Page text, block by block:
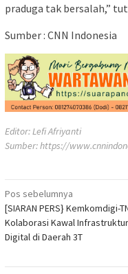
praduga tak bersalah,”
Sumber : CNN Indonesia
Editor: Lefi Afriyanti
Sumber:https://
Navigasi
pos
Pos sebelumnya
[SIARAN PERS} Kemkomdigi-
Kolaborasi Kawal Infrastruktur
Digital di Daerah 3T